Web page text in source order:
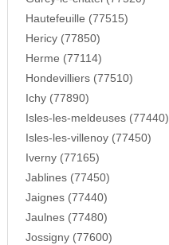
Hautefeuille (77515)
Hericy (77850)
Herme (77114)
Hondevilliers (77510)
Ichy (77890)
Isles-les-meldeuses (77440)
Isles-les-villenoy (77450)
Iverny (77165)
Jablines (77450)
Jaignes (77440)
Jaulnes (77480)
Jossigny (77600)